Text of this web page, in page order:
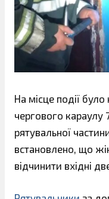
На місце події
чергового
рятувальної
встановлено, що
відчинити вхідні